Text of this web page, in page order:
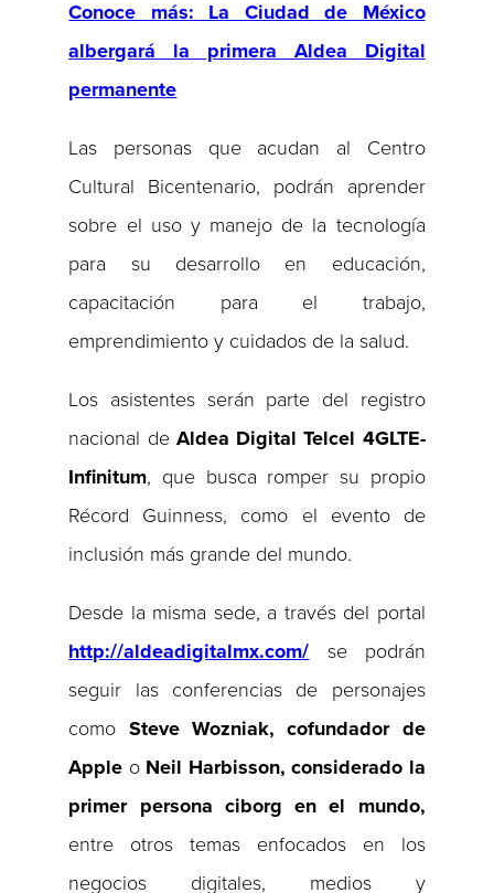
Conoce más: La Ciudad de México
albergará la primera Aldea Digital
permanente
Las personas que acudan al Centro
Cultural Bicentenario, podrán aprender
sobre el uso y manejo de la tecnología
para su desarrollo en educación,
capacitación para el trabajo,
emprendimiento y cuidados de la salud.
Los asistentes serán parte del registro
nacional de Aldea Digital Telcel 4GLTE-
Infinitum, que busca romper su propio
Récord Guinness, como el evento de
inclusión más grande del mundo.
Desde la misma sede, a través del portal
http://aldeadigitalmx.com/ se podrán
seguir las conferencias de personajes
como Steve Wozniak, cofundador de
Apple o Neil Harbisson, considerado la
primer persona ciborg en el mundo,
entre otros temas enfocados en los
negocios digitales, medios y